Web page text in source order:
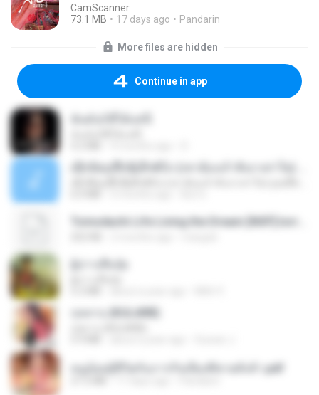
CamScanner
73.1 MB
17 days ago Pandarin
More files are hidden
Continue in app
กุหลาบ (KULARB)
หนูน้อยสู้ชีวิตกับภารกิจเลี้ยงพี่ชายทั้งห้า.pdf